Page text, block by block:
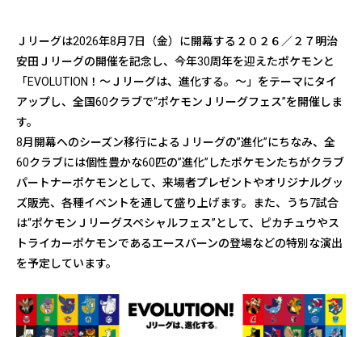
Ｊリーグは2026年8月7日（金）に開幕する２０２６／２７明治
安田Ｊリーグの開催を記念し、今年30周年を迎えたポケモンと
「EVOLUTION！～Ｊリーグは、進化する。～」をテーマにタイ
アップし、全国60クラブで“ポケモンＪリーグフェス”を開催しま
す。
8月開幕へのシーズン移行によるＪリーグの”進化”にちなみ、全
60クラブには個性豊かな60匹の”進化”したポケモンたちがクラブ
パートナーポケモンとして、来場者プレゼントやオリジナルグッ
ズ販売、各種イベントを通して盛り上げます。また、うち7試合
は“ポケモンＪリーグスペシャルフェス”として、ピカチュウやス
トライカーポケモンであるエースバーンの登場などの特別な演出
を予定しています。